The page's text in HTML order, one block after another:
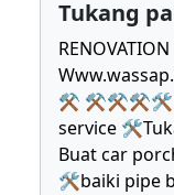
Tukang
⚒ ⚒⚒⚒🛠🛠
service
Buat car
🛠baiki pipe